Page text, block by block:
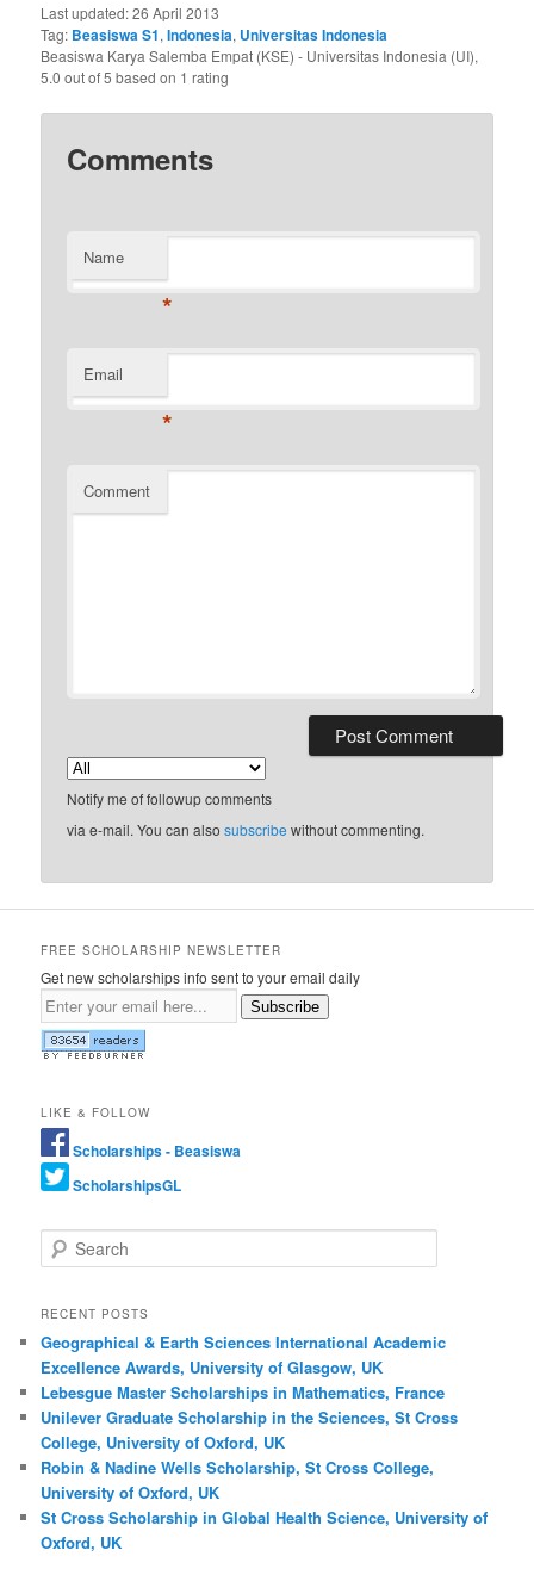
Last updated:26 April 2013
Tag: Beasiswa S1,Indonesia, Universitas Indonesia
Beasiswa Karya Salemba Empat (KSE) - Universitas Indonesia (UI),
5.0 out of5 based on 1 rating
Comments
Name
*
Email
*
Comment
Notify me of followup comments
via e-mail. You can alsosubscribe without commenting.
FREE SCHOLARSHIP NEWSLETTER
Get new scholarships info sent to your email daily
Subscribe
LIKE & FOLLOW
Scholarships - Beasiswa
ScholarshipsGL
Search
RECENT POSTS
Geographical & Earth Sciences International Academic
Excellence Awards, University of Glasgow, UK
Lebesgue Master Scholarships in Mathematics, France
Unilever Graduate Scholarship in the Sciences, St Cross
College, University of Oxford, UK
Robin & Nadine Wells Scholarship, St Cross College,
University of Oxford, UK
St Cross Scholarship in Global Health Science, University of
Oxford, UK